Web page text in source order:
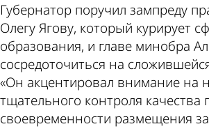
Губернатор поручил зампреду
Олегу Ягову, который курирует
образования, и главе минобра
сосредоточиться на
«Он акцентировал внимание на
тщательного контроля качества
своевременности размещения